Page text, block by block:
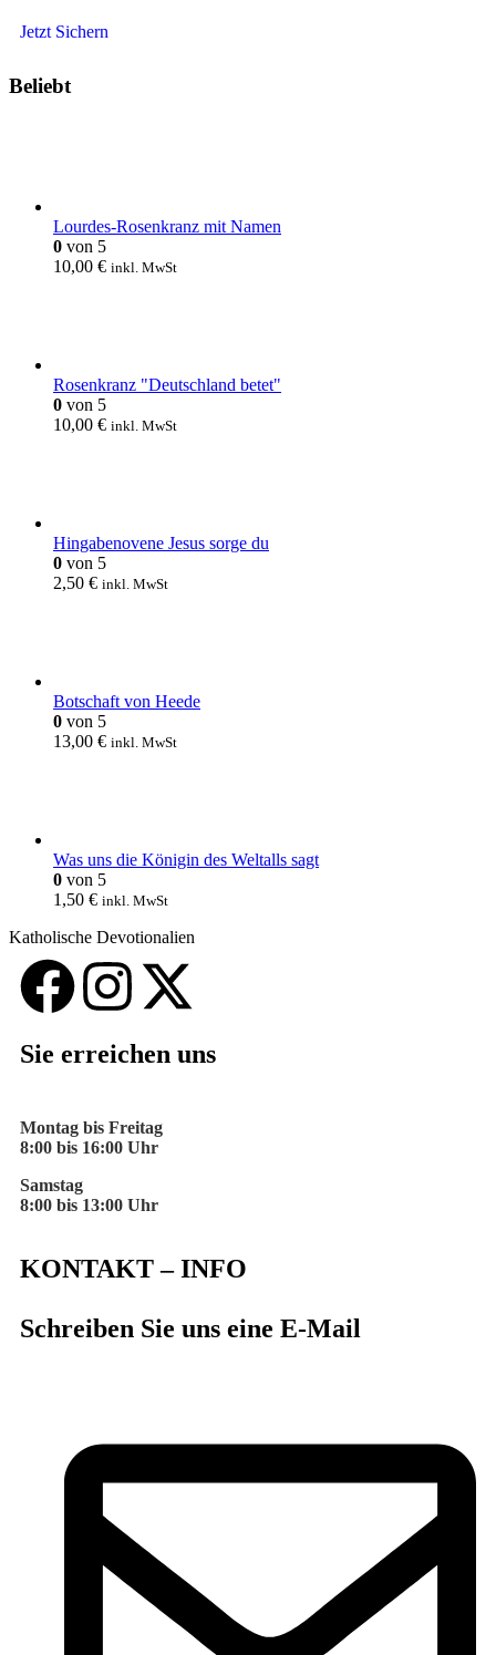
Jetzt Sichern
Beliebt
Lourdes-Rosenkranz mit Namen
0 von 5
10,00 € inkl. MwSt
Rosenkranz "Deutschland betet"
0 von 5
10,00 € inkl. MwSt
Hingabenovene Jesus sorge du
0 von 5
2,50 € inkl. MwSt
Botschaft von Heede
0 von 5
13,00 € inkl. MwSt
Was uns die Königin des Weltalls sagt
0 von 5
1,50 € inkl. MwSt
Katholische Devotionalien
Sie erreichen uns
Montag bis Freitag
8:00 bis 16:00 Uhr
Samstag
8:00 bis 13:00 Uhr
KONTAKT – INFO
Schreiben Sie uns eine E-Mail